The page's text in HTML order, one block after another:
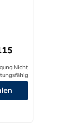
Nicht